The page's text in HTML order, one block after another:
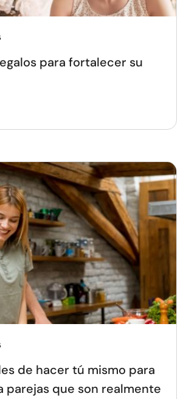
para fortalecer su
de hacer tú mismo para
parejas que son realmente